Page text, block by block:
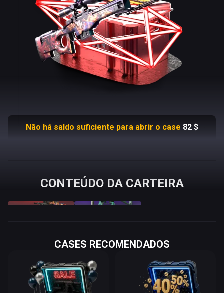
Não há saldo suficiente para abrir o case 82 $
CONTEÚDO DA CARTEIRA
Q Price$
Odds %
Q
Price$
Odds %
CASES RECOMENDADOS